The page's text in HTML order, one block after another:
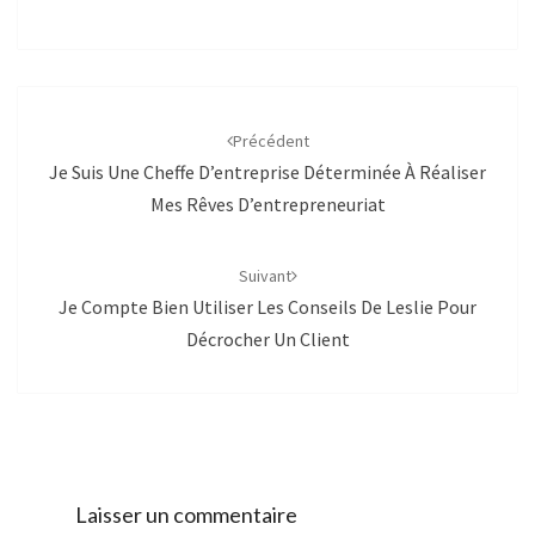
Précédent
Je Suis Une Cheffe D’entreprise Déterminée À Réaliser
Mes Rêves D’entrepreneuriat
Suivant
Je Compte Bien Utiliser Les Conseils De Leslie Pour
Décrocher Un Client
Laisser un commentaire